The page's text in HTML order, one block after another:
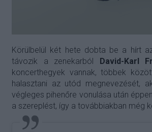
Körülbelül két hete dobta be a hírt
távozik a zenekarból David-Karl
koncerthegyek vannak, többek
halasztani az utód megnevezését,
végleges pihenőre vonulása után
a szereplést, így a továbbiakban még